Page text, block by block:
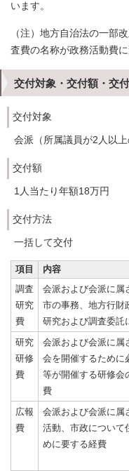
います。
（注）地方自治法の一部
査費の名称が政務活動費に
交付対象・交付額・交
交付対象
会派（所属議員が2人以
交付額
1人当たり年額18万円
交付方法
一括して交付
項目 内容
調査
研究
費
会派および会派に属
市の事務、地方行財
研究および調査委託
研究
研修
費
会派および会派に属
会を開催するために
等が開催する研修会
費
広報
費
会派および会派に属
活動、市政について
めに要する経費